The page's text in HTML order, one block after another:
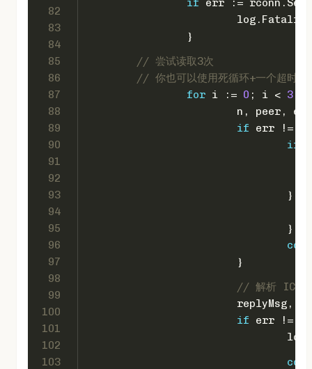
82
83
84
85
86
87
88
89
90
91
92
93
94
95
96
97
98
99
100
101
102
103
if err :=
			log.Fatalf(
		}
// 尝试读取3次
// 你也可以使用死循环+一个超时来
for i := 0 ; i < 3
n, peer,
if err !=
if
				}
				}
			}
// 解析 ICMP
if err !=